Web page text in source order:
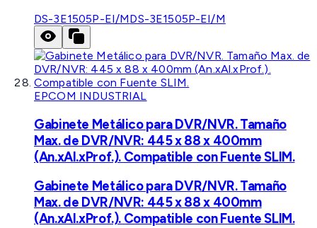
DS-3E1505P-EI/MDS-3E1505P-EI/M
EPCOM INDUSTRIAL
Gabinete Metálico para DVR/NVR. Tamaño
Max. de DVR/NVR: 445 x 88 x 400mm
(An.xAl.xProf.). Compatible con Fuente SLIM.
Gabinete Metálico para DVR/NVR. Tamaño
Max. de DVR/NVR: 445 x 88 x 400mm
(An.xAl.xProf.). Compatible con Fuente SLIM.